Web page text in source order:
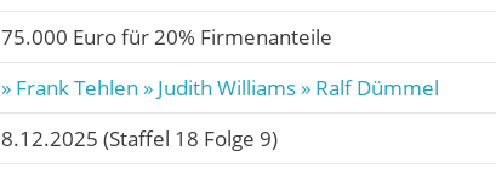
75.000 Euro für 20% Firmenanteile
» Frank Tehlen » Judith Williams » Ralf Dümmel
8.12.2025 (Staffel 18 Folge 9)